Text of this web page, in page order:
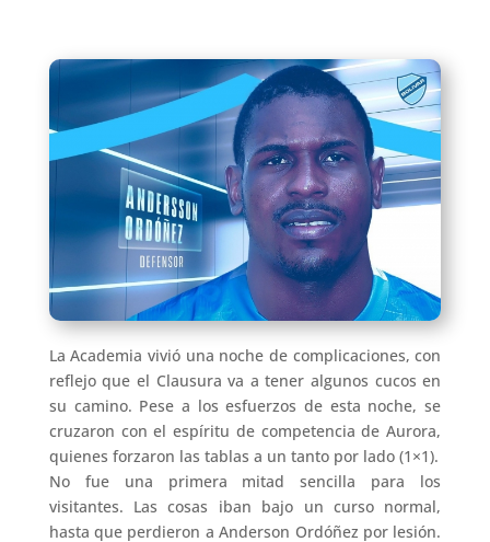
La Academia vivió una noche de complicaciones, con
reflejo que el Clausura va a tener algunos cucos en
su camino. Pese a los esfuerzos de esta noche, se
cruzaron con el espíritu de competencia de Aurora,
quienes forzaron las tablas a un tanto por lado (1×1).
No fue una primera mitad sencilla para los
visitantes. Las cosas iban bajo un curso normal,
hasta que perdieron a Anderson Ordóñez por lesión.